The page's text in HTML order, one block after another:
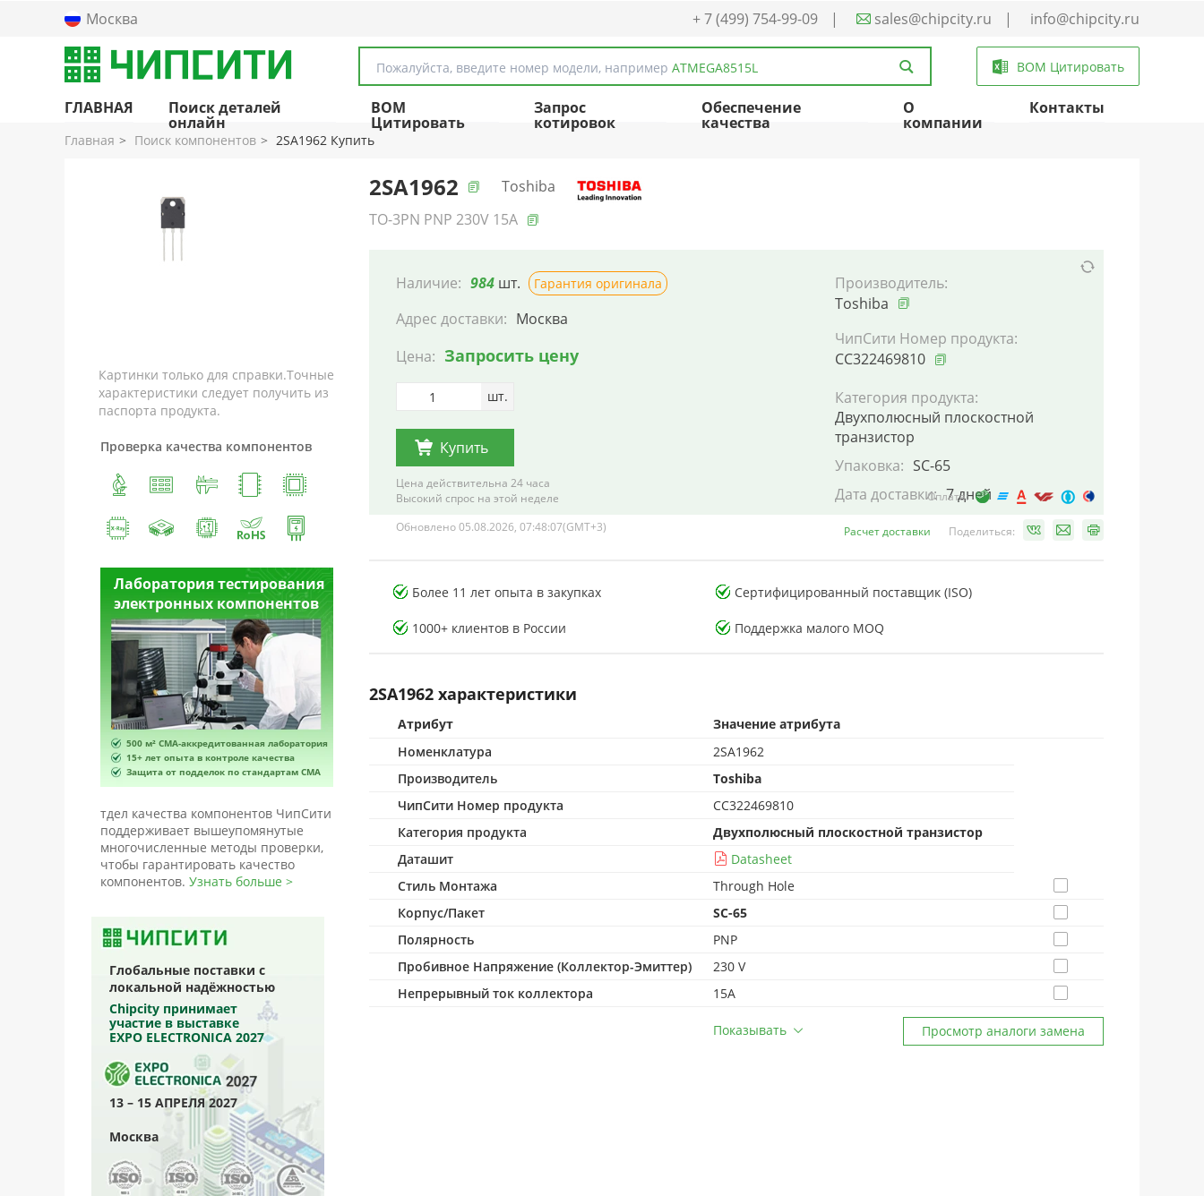
Москва + 7 (499) 754-99-09 | sales@chipcity.ru | info@chipcity.ru
Пожалуйста, введите номер модели, например ATMEGA8515L BOM Цитировать
ГЛАВНАЯ Поиск деталей
онлайн
BOM
Цитировать
Запрос
котировок
Обеспечение
качества
О
компании
Контакты
Главная Поиск компонентов 2SA1962 Купить
Картинки только для справки.Точные
характеристики следует получить из
паспорта продукта.
Проверка качества компонентов
Лаборатория тестирования
электронных компонентов
500 м² CMA-аккредитованная лаборатория
15+ лет опыта в контроле качества
Защита от подделок по стандартам CMA
Лаборатория тестирования
электронных компонентов
15+ лет опыта в контроле качества
Защита от подделок по стандартам CMA
Лаборатория тестирования
электронных компонентов
15+ лет опыта в контроле качества
Защита от подделок по стандартам CMA
тдел качества компонентов ЧипСити
поддерживает вышеупомянутые
многочисленные методы проверки,
чтобы гарантировать качество
компонентов. Узнать больше >
Глобальные поставки с
локальной надёжностью
Chipcity принимает
участие в выставке
EXPO ELECTRONICA 2027
13 – 15 АПРЕЛЯ 2027
Москва
2SA1962
Toshiba
TO-3PN PNP 230V 15A
Наличие: 984 шт. Гарантия оригинала
Адрес доставки: Москва
Цена: Запросить цену
шт.
Купить
Цена действительна 24 часа
Высокий спрос на этой неделе
Производитель:
Toshiba
ЧипСити Номер продукта:
CC322469810
Категория продукта:
Двухполюсный плоскостной
транзистор
Упаковка: SC-65
Дата доставки: 7 дней
Оплата:
Обновлено 05.08.2026, 07:48:07(GMT+3)
Расчет доставки Поделиться:
Более 11 лет опыта в закупках Сертифицированный поставщик (ISO)
1000+ клиентов в России Поддержка малого MOQ
2SA1962 характеристики
Атрибут
Значение атрибута
Номенклатура
2SA1962
Производитель
Toshiba
ЧипСити Номер продукта
CC322469810
Категория продукта
Двухполюсный плоскостной транзистор
Даташит
Datasheet
Стиль Монтажа
Through Hole
Корпус/Пакет
SC-65
Полярность
PNP
Пробивное Напряжение (Коллектор-Эмиттер)
230 V
Непрерывный ток коллектора
15A
Показывать Просмотр аналоги замена